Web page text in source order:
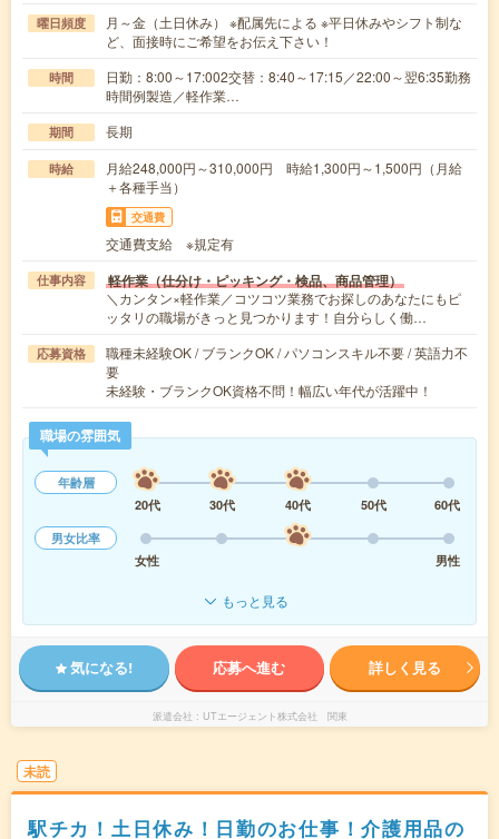
曜日頻度
月～金（土日休み） ※配属先による ※平日休みやシフト制な
ど、面接時にご希望をお伝え下さい！
時間
日勤：8:00～17:002交替：8:40～17:15／22:00～翌6:35勤務
時間例製造／軽作業…
期間 長期
時給
月給248,000円～310,000円 時給1,300円～1,500円（月給
＋各種手当）
交通費
交通費支給 ※規定有
仕事内容 軽作業（仕分け・ピッキング・検品、商品管理）
＼カンタン×軽作業／コツコツ業務でお探しのあなたにもピ
ッタリの職場がきっと見つかります！自分らしく働…
応募資格
職種未経験OK / ブランクOK / パソコンスキル不要 / 英語力不
要
未経験・ブランクOK資格不問！幅広い年代が活躍中！
職場の雰囲気
年齢層
20代
30代 40代 50代
60代
男女比率
女性
男性
もっと見る
気になる! 応募へ進む 詳しく見る
派遣会社 UTエージェント株式会社 関東
未読
駅チカ！土日休み！日勤のお仕事！介護用品の